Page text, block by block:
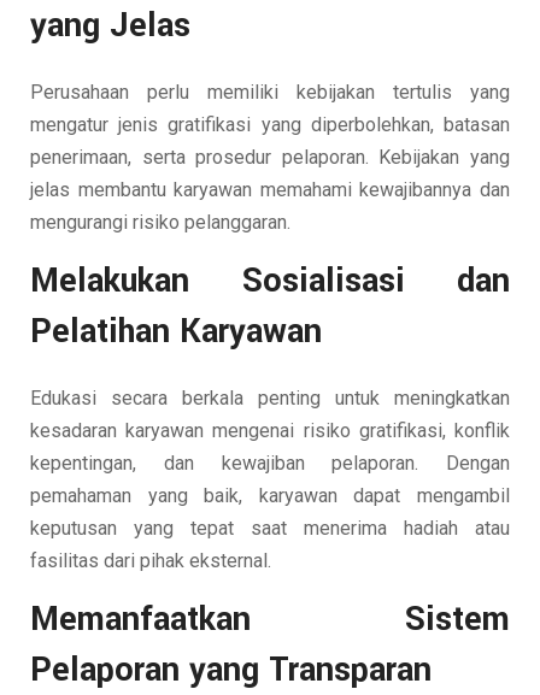
yang Jelas
Perusahaan perlu memiliki kebijakan tertulis yang
mengatur jenis gratifikasi yang diperbolehkan, batasan
penerimaan, serta prosedur pelaporan. Kebijakan yang
jelas membantu karyawan memahami kewajibannya dan
mengurangi risiko pelanggaran.
Melakukan Sosialisasi dan
Pelatihan Karyawan
Edukasi secara berkala penting untuk meningkatkan
kesadaran karyawan mengenai risiko gratifikasi, konflik
kepentingan, dan kewajiban pelaporan. Dengan
pemahaman yang baik, karyawan dapat mengambil
keputusan yang tepat saat menerima hadiah atau
fasilitas dari pihak eksternal.
Memanfaatkan Sistem
Pelaporan yang Transparan